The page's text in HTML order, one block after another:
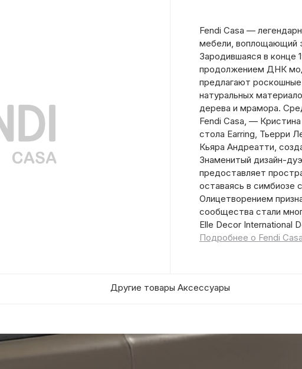
Fendi Casa —
мебели, воплощающий
Зародившаяся в конце
продолжением ДНК
предлагают
натуральных
дерева и мрамора.
Fendi Casa, —
стола Earring, Тьерри
Кьяра Андреатти,
Знаменитый дизайн-
предоставляет
оставаясь в симбиозе
Олицетворением
сообщества стали
Elle Decor International
Подробнее о Fendi
Другие товары Аксессуары